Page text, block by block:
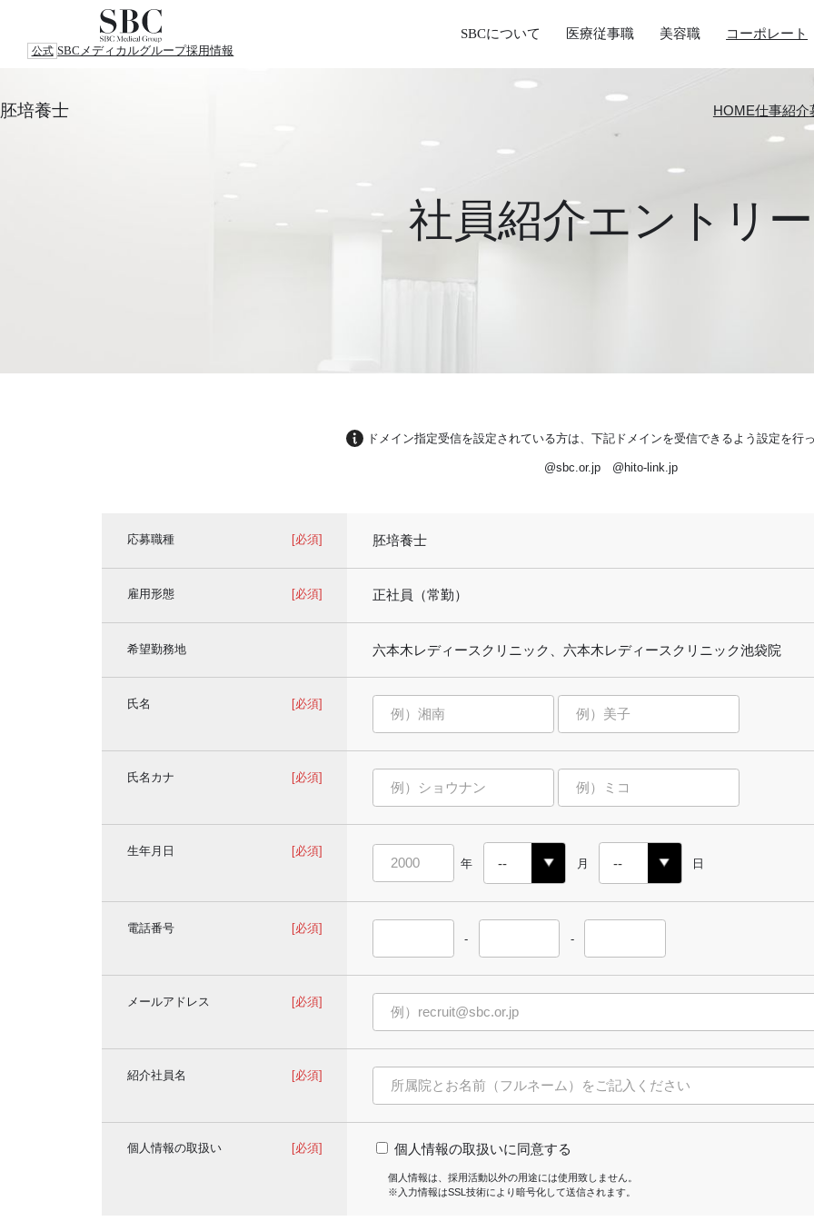
公式 SBCメディカルグループ採用情報
SBCについて 医療従事職 美容職 コーポレート
胚培養士 HOME仕事紹介
社員紹介エントリー
ドメイン指定受信を設定されている方は、下記ドメインを受信できるよう設定を行っ
@sbc.or.jp @hito-link.jp
応募職種 [必須] 胚培養士
雇用形態 [必須] 正社員（常勤）
希望勤務地 六本木レディースクリニック、六本木レディースクリニック池袋院
氏名 [必須]
氏名カナ [必須]
生年月日
[必須]
年
月 日
電話番号 [必須]
- -
メールアドレス [必須]
紹介社員名 [必須]
個人情報の取扱い [必須] 個人情報の取扱いに同意する
個人情報は、採用活動以外の用途には使用致しません。
※入力情報はSSL技術により暗号化して送信されます。